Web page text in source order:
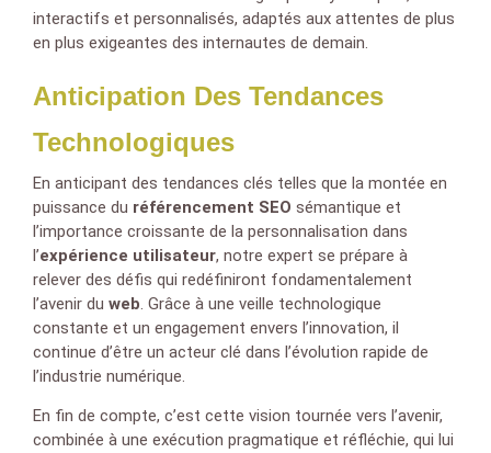
interactifs et personnalisés, adaptés aux attentes de plus
en plus exigeantes des internautes de demain.
Anticipation Des Tendances
Technologiques
En anticipant des tendances clés telles que la montée en
puissance du référencement SEO sémantique et
l’importance croissante de la personnalisation dans
l’expérience utilisateur, notre expert se prépare à
relever des défis qui redéfiniront fondamentalement
l’avenir du web. Grâce à une veille technologique
constante et un engagement envers l’innovation, il
continue d’être un acteur clé dans l’évolution rapide de
l’industrie numérique.
En fin de compte, c’est cette vision tournée vers l’avenir,
combinée à une exécution pragmatique et réfléchie, qui lui